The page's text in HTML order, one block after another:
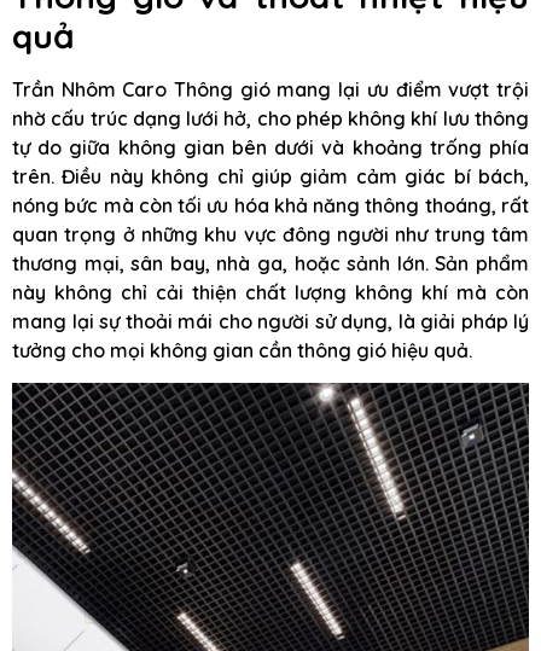
quả
Trần Nhôm Caro Thông gió mang lại ưu điểm vượt trội
nhờ cấu trúc dạng lưới hở, cho phép không khí lưu thông
tự do giữa không gian bên dưới và khoảng trống phía
trên. Điều này không chỉ giúp giảm cảm giác bí bách,
nóng bức mà còn tối ưu hóa khả năng thông thoáng, rất
quan trọng ở những khu vực đông người như trung tâm
thương mại, sân bay, nhà ga, hoặc sảnh lớn. Sản phẩm
này không chỉ cải thiện chất lượng không khí mà còn
mang lại sự thoải mái cho người sử dụng, là giải pháp lý
tưởng cho mọi không gian cần thông gió hiệu quả.